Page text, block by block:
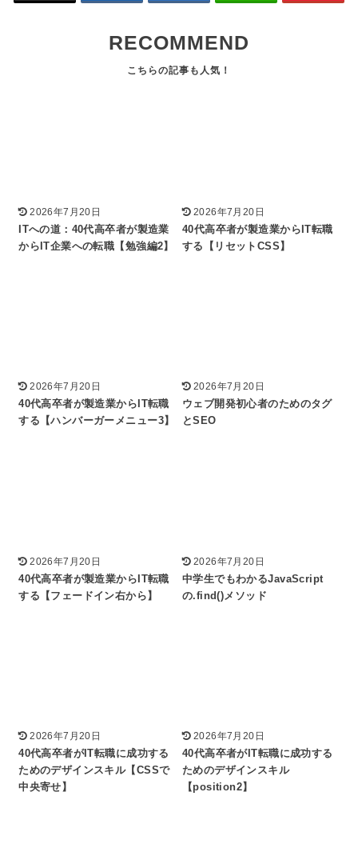
RECOMMEND
2026年7月20日
ITへの道：40代高卒者が製造業
からIT企業への転職【勉強編2】
2026年7月20日
40代高卒者が製造業からIT転職
する【リセットCSS】
2026年7月20日
40代高卒者が製造業からIT転職
する【ハンバーガーメニュー3】
2026年7月20日
ウェブ開発初心者のためのタグ
とSEO
2026年7月20日
40代高卒者が製造業からIT転職
する【フェードイン右から】
2026年7月20日
中学生でもわかるJavaScript
の.find()メソッド
2026年7月20日
40代高卒者がIT転職に成功する
ためのデザインスキル【CSSで
中央寄せ】
2026年7月20日
40代高卒者がIT転職に成功する
ためのデザインスキル
【position2】